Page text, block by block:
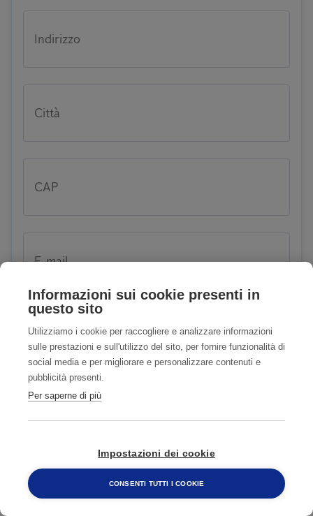
Indirizzo
Città
CAP
E-mail
Telefono
Problema
800 482 320
Informazioni sui cookie presenti in
questo sito
Utilizziamo i cookie per raccogliere e analizzare informazioni
sulle prestazioni e sull'utilizzo del sito, per fornire funzionalità di
social media e per migliorare e personalizzare contenuti e
pubblicità presenti.
Per saperne di più
Impostazioni dei cookie
CONSENTI TUTTI I COOKIE